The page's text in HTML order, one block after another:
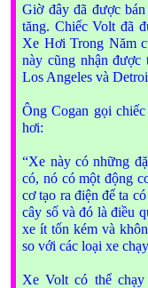
Giờ đây đã được
tăng. Chiếc Volt đã
Xe Hơi Trong Năm
này cũng nhận
Los Angeles và
Ông Cogan gọi
hơi:
“Xe này có những
có, nó có một động
cơ tạo ra điện để ta
cây số và đó là điều
xe ít tốn kém và
so với các loại xe
Xe Volt có thể chạy